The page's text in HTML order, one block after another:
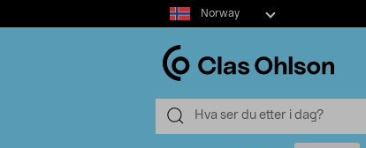
Select
market
Norway